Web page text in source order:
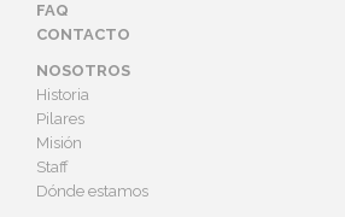
FAQ
CONTACTO
NOSOTROS
Historia
Pilares
Misión
Staff
Dónde estamos